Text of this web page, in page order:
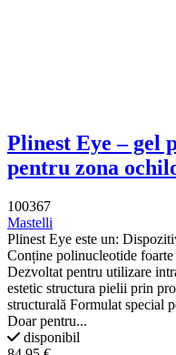
Plinest Eye – gel
pentru zona
100367
Mastelli
Plinest Eye este un:
Conține polinucleotide
Dezvoltat pentru utilizare
estetic structura pielii prin
structurală Formulat special
Doar pentru...
disponibil